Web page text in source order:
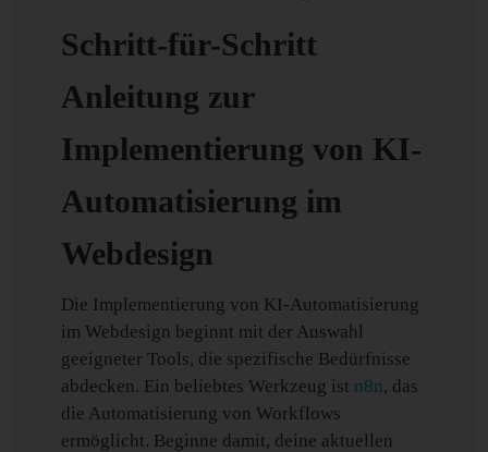
Schritt-für-Schritt
Anleitung zur
Implementierung von KI-
Automatisierung im
Webdesign
Die Implementierung von KI-Automatisierung
im Webdesign beginnt mit der Auswahl
geeigneter Tools, die spezifische Bedürfnisse
abdecken. Ein beliebtes Werkzeug ist n8n, das
die Automatisierung von Workflows
ermöglicht. Beginne damit, deine aktuellen